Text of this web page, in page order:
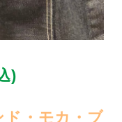
)
ド・モカ・ブ